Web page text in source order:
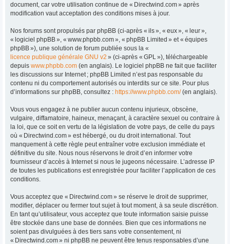
document, car votre utilisation continue de « Directwind.com » après
modification vaut acceptation des conditions mises à jour.
Nos forums sont propulsés par phpBB (ci-après « ils », « eux », « leur »,
« logiciel phpBB », « www.phpbb.com », « phpBB Limited » et « équipes
phpBB »), une solution de forum publiée sous la «
licence publique générale GNU v2 » (ci-après « GPL »), téléchargeable
depuis www.phpbb.com (en anglais). Le logiciel phpBB ne fait que faciliter
les discussions sur Internet ; phpBB Limited n’est pas responsable du
contenu ni du comportement autorisés ou interdits sur ce site. Pour plus
d’informations sur phpBB, consultez : https://www.phpbb.com/(en anglais).
Vous vous engagez à ne publier aucun contenu injurieux, obscène,
vulgaire, diffamatoire, haineux, menaçant, à caractère sexuel ou contraire à
la loi, que ce soit en vertu de la législation de votre pays, de celle du pays
où « Directwind.com » est hébergé, ou du droit international. Tout
manquement à cette règle peut entraîner votre exclusion immédiate et
définitive du site. Nous nous réservons le droit d’en informer votre
fournisseur d’accès à Internet si nous le jugeons nécessaire. L’adresse IP
de toutes les publications est enregistrée pour faciliter l’application de ces
conditions.
Vous acceptez que « Directwind.com » se réserve le droit de supprimer,
modifier, déplacer ou fermer tout sujet à tout moment, à sa seule discrétion.
En tant qu’utilisateur, vous acceptez que toute information saisie puisse
être stockée dans une base de données. Bien que ces informations ne
soient pas divulguées à des tiers sans votre consentement, ni
« Directwind.com » ni phpBB ne peuvent être tenus responsables d’une